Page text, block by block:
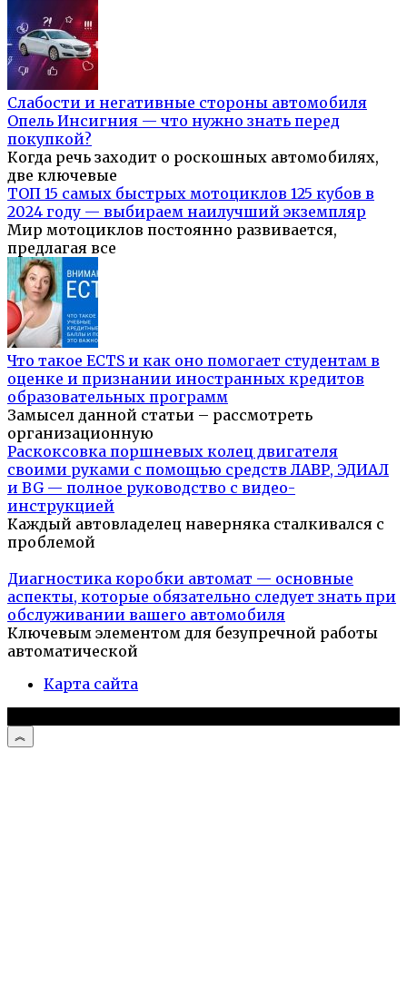
Слабости и негативные стороны автомобиля
Опель Инсигния — что нужно знать перед
покупкой?
Когда речь заходит о роскошных автомобилях,
две ключевые
ТОП 15 самых быстрых мотоциклов 125 кубов в
2024 году — выбираем наилучший экземпляр
Мир мотоциклов постоянно развивается,
предлагая все
Что такое ECTS и как оно помогает студентам в
оценке и признании иностранных кредитов
образовательных программ
Замысел данной статьи – рассмотреть
организационную
Раскоксовка поршневых колец двигателя
своими руками с помощью средств ЛАВР, ЭДИАЛ
и BG — полное руководство с видео-
инструкцией
Каждый автовладелец наверняка сталкивался с
проблемой
Диагностика коробки автомат — основные
аспекты, которые обязательно следует знать при
обслуживании вашего автомобиля
Ключевым элементом для безупречной работы
автоматической
Карта сайта